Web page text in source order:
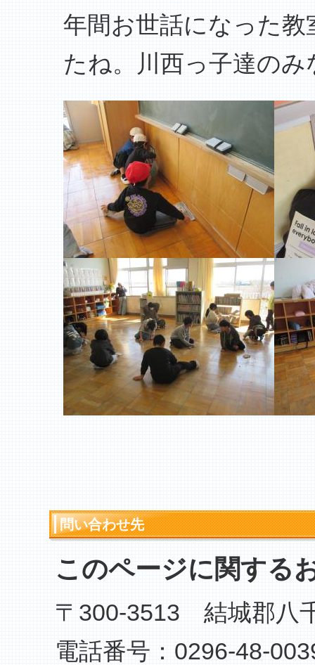
年間お世話になった
たね。川西っ子達の
問い合わせ先
このページに関する
〒300-3513 結城郡八
電話番号：0296-48-